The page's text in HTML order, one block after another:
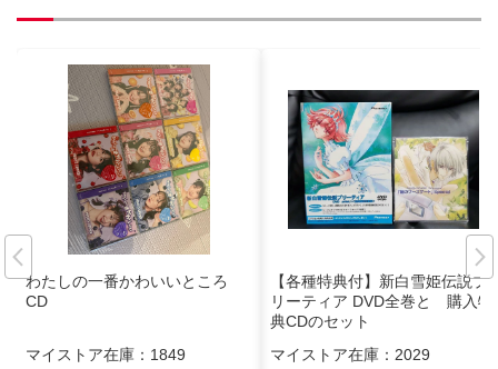
わたしの一番かわいいところ
CD
マイストア在庫： 1849
【各種特典付】新白雪姫伝説プ
リーティア DVD全巻と 購入特
典CDのセット
マイストア在庫： 2029